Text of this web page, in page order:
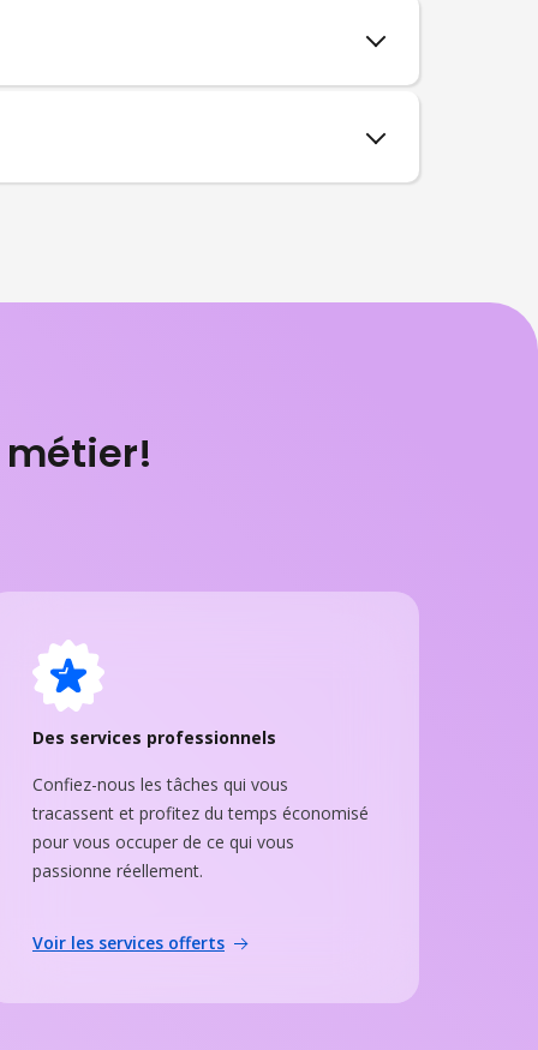
Des services professionnels
Confiez-nous les tâches qui vous
tracassent et profitez du temps économisé
pour vous occuper de ce qui vous
passionne réellement.
Voir les services offerts